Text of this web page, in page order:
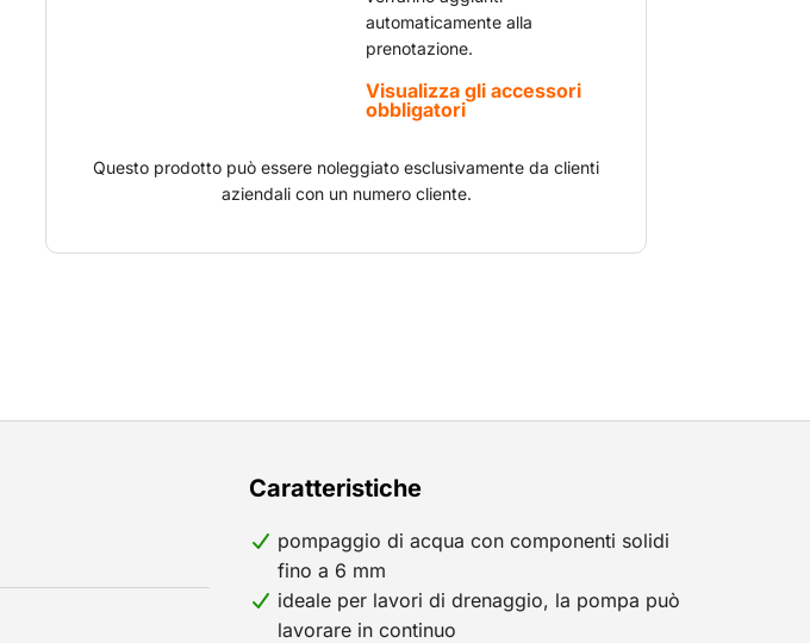
automaticamente alla
prenotazione.
Visualizza gli accessori
obbligatori
Questo prodotto può essere noleggiato esclusivamente da clienti
aziendali con un numero cliente.
Caratteristiche
pompaggio di acqua con componenti solidi
fino a 6 mm
ideale per lavori di drenaggio, la pompa può
lavorare in continuo